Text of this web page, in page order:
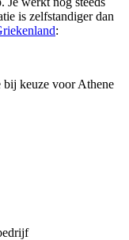
is zelfstandiger dan
:
bij keuze voor Athene